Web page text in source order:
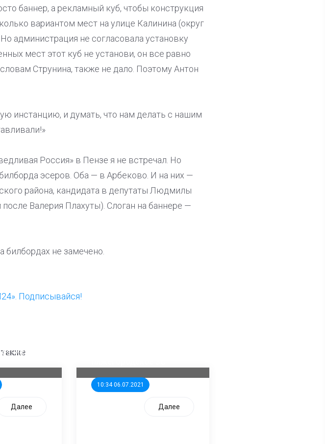
баннер, а рекламный куб, чтобы конструкция
вариантом мест на улице Калинина (округ
администрация не согласовала установку
мест этот куб не установи, он все равно
Струнина, также не дало. Поэтому Антон
инстанцию, и думать, что нам делать с нашим
Россия» в Пензе я не встречал. Но
эсеров. Оба — в Арбеково. И на них —
района, кандидата в депутаты Людмилы
Валерия Плахуты). Слоган на баннере —
билбордах не замечено.
Подписывайся!
для
Далее
10:34 06.07.2021
Далее